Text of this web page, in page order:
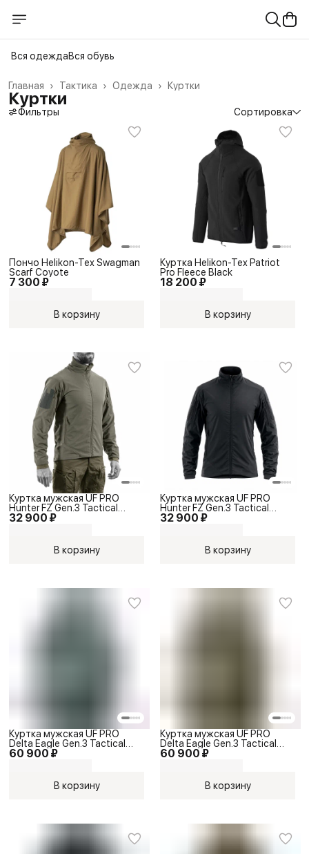
Вся одеждаВся обувь
Куртки
Одежда ›
Тактика ›
Главная ›
Куртки
Фильтры Сортировка
7 300 ₽
Пончо Helikon-Tex Swagman
Scarf Coyote
В корзину
18 200 ₽
Куртка Helikon-Tex Patriot
Pro Fleece Black
В корзину
32 900 ₽
Куртка мужская UF PRO
Hunter FZ Gen.3 Tactical
Softshell Jacket Brown Grey
В корзину
32 900 ₽
Куртка мужская UF PRO
Hunter FZ Gen.3 Tactical
Softshell Jacket Black
В корзину
60 900 ₽
Куртка мужская UF PRO
Delta Eagle Gen.3 Tactical
Softshell Jacket Steel Grey
В корзину
60 900 ₽
Куртка мужская UF PRO
Delta Eagle Gen.3 Tactical
Softshell Jacket Brown Grey
В корзину